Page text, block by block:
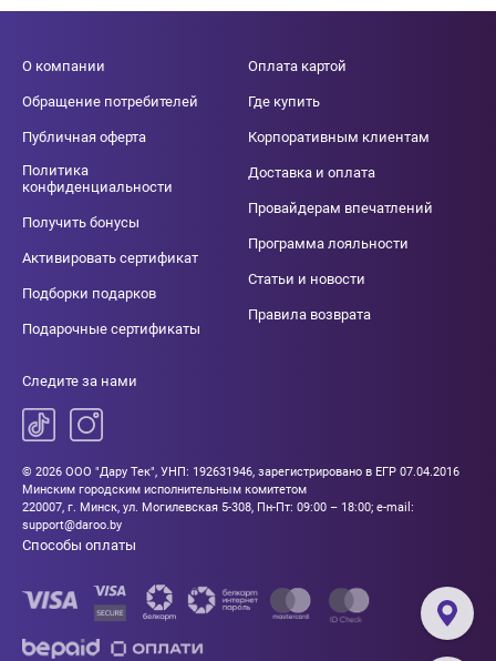
О компании
Обращение потребителей
Публичная оферта
Политика
конфиденциальности
Получить бонусы
Активировать сертификат
Подборки подарков
Подарочные сертификаты
Оплата картой
Где купить
Корпоративным клиентам
Доставка и оплата
Провайдерам впечатлений
Программа лояльности
Статьи и новости
Правила возврата
Следите за нами
© 2026 ООО "Дару Тек", УНП: 192631946, зарегистрировано в ЕГР 07.04.2016
Минским городским исполнительным комитетом
220007, г. Минск, ул. Могилевская 5-308, Пн-Пт: 09:00 – 18:00; e-mail:
support@daroo.by
Способы оплаты